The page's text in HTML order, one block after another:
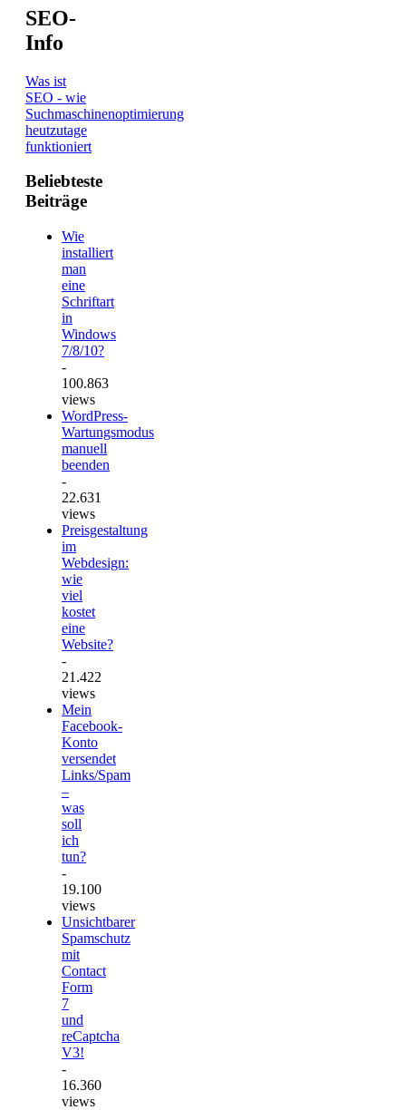
SEO-
Info
Was ist
SEO - wie
Suchmaschinenoptimierung
heutzutage
funktioniert
Beliebteste
Beiträge
Wie
installiert
man
eine
Schriftart
in
Windows
7/8/10?
-
100.863
views
WordPress-
Wartungsmodus
manuell
beenden
-
22.631
views
Preisgestaltung
im
Webdesign:
wie
viel
kostet
eine
Website?
-
21.422
views
Mein
Facebook-
Konto
versendet
Links/Spam
–
was
soll
ich
tun?
-
19.100
views
Unsichtbarer
Spamschutz
mit
Contact
Form
7
und
reCaptcha
V3!
-
16.360
views